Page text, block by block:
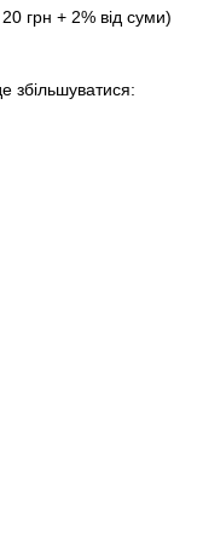
грн + 2% від суми)
збільшуватися: